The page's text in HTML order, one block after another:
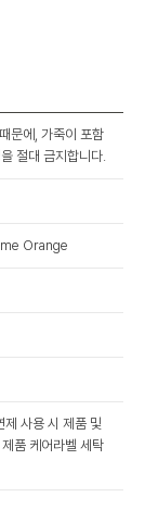
문에, 가죽이 포함
절대 금지합니다.
Orange
제 사용 시 제품 및
품 케어라벨 세탁